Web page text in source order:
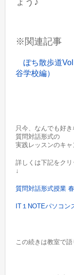
※関連記事
ぽち散歩道
谷学校編）
只今、なんでも好
質問対話形式の
実践レッスンのキャ
詳しくは下記をク
↓
質問対話形式授業
IT１NOTEパソコン
この続きは教室で